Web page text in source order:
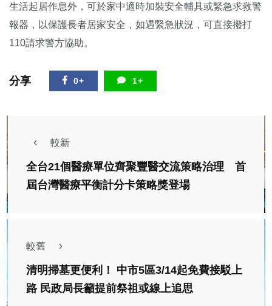
生活起居作息外，可於家中適時加裝安全輔具或緊急求救警
報器，以保護長者居家安全，如遇緊急狀況，可直接撥打
110請求警方協助。
分享 0+ 1+
較新
全台21個醫療單位齊聚豐醫交流策略治理 首
屆台灣醫療平衡計分卡策略獎登場
較舊
清明掃墓更便利！ 中市5區3/14起免費接駁上
路 民政局長籲提前祭祖或線上追思